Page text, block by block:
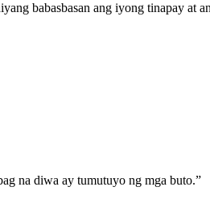
babasbasan ang iyong tinapay at
na diwa ay tumutuyo ng mga buto.”